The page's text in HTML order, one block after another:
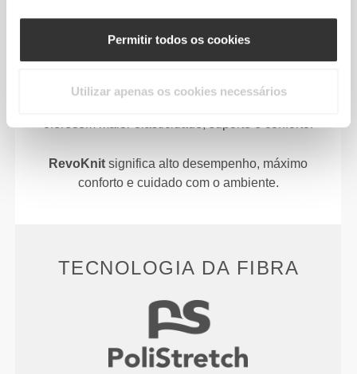
Permitir todos os cookies
Utilizar apenas os cookies necessários
RevoKnité uma tecnologia avançada de
desenvolvimento de estruturas têxteis, que
proporciona a criação de peças com um fitting
RevoKnit significa alto desempenho, máximo
conforto e cuidado com o ambiente.
TECNOLOGIA DA FIBRA